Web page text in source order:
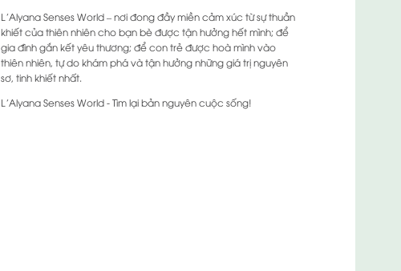
L’Alyana Senses World – nơi đong đầy miền cảm xúc từ sự thuần
khiết của thiên nhiên cho bạn bè được tận hưởng hết mình; để
gia đình gắn kết yêu thương; để con trẻ được hoà mình vào
thiên nhiên, tự do khám phá và tận hưởng những giá trị nguyên
sơ, tinh khiết nhất.
L’Alyana Senses World - Tìm lại bản nguyên cuộc sống!